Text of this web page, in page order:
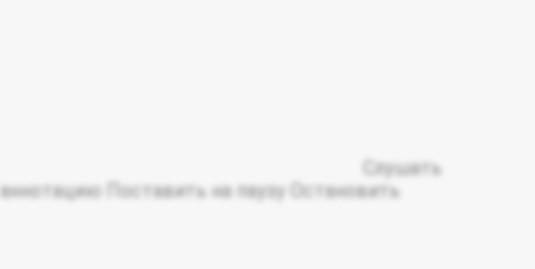
Слушать
аннотацию
Поставить на паузу Остановить